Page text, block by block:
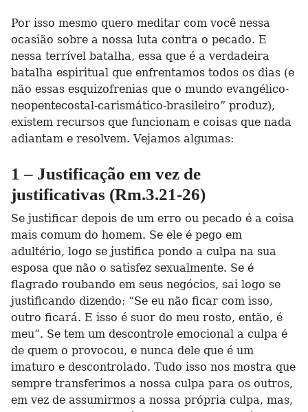
Por isso mesmo quero meditar com você nessa
ocasião sobre a nossa luta contra o pecado. E
nessa terrível batalha, essa que é a verdadeira
batalha espiritual que enfrentamos todos os dias (e
não essas esquizofrenias que o mundo evangélico-
neopentecostal-carismático-brasileiro” produz),
existem recursos que funcionam e coisas que nada
adiantam e resolvem. Vejamos algumas:
1 – Justificação em vez de
justificativas (Rm.3.21-26)
Se justificar depois de um erro ou pecado é a coisa
mais comum do homem. Se ele é pego em
adultério, logo se justifica pondo a culpa na sua
esposa que não o satisfez sexualmente. Se é
flagrado roubando em seus negócios, sai logo se
justificando dizendo: “Se eu não ficar com isso,
outro ficará. E isso é suor do meu rosto, então, é
meu”. Se tem um descontrole emocional a culpa é
de quem o provocou, e nunca dele que é um
imaturo e descontrolado. Tudo isso nos mostra que
sempre transferimos a nossa culpa para os outros,
em vez de assumirmos a nossa própria culpa, mas,